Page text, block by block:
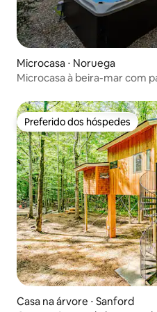
Microcasa ⋅ Noruega
Microcasa à beira-mar com
Preferido dos hóspedes
Preferido dos hóspedes
Casa na árvore ⋅ Sanford